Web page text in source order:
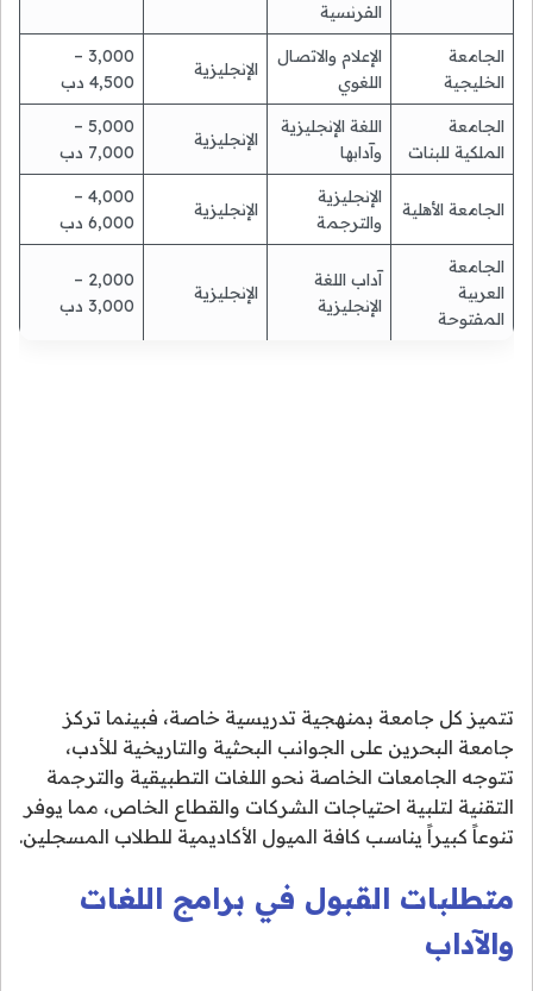
الفرنسية
الجامعة
الخليجية
الإعلام والاتصال
اللغوي
الإنجليزية
3,000 –
4,500 دب
الجامعة
الملكية للبنات
اللغة الإنجليزية
وآدابها
الإنجليزية
5,000 –
7,000 دب
الجامعة الأهلية
الإنجليزية
والترجمة
الإنجليزية
4,000 –
6,000 دب
الجامعة
العربية
المفتوحة
آداب اللغة
الإنجليزية
الإنجليزية
2,000 –
3,000 دب
تتميز كل جامعة بمنهجية تدريسية خاصة، فبينما تركز
جامعة البحرين على الجوانب البحثية والتاريخية للأدب،
تتوجه الجامعات الخاصة نحو اللغات التطبيقية والترجمة
التقنية لتلبية احتياجات الشركات والقطاع الخاص، مما يوفر
تنوعاً كبيراً يناسب كافة الميول الأكاديمية للطلاب المسجلين.
متطلبات القبول في برامج اللغات
والآداب